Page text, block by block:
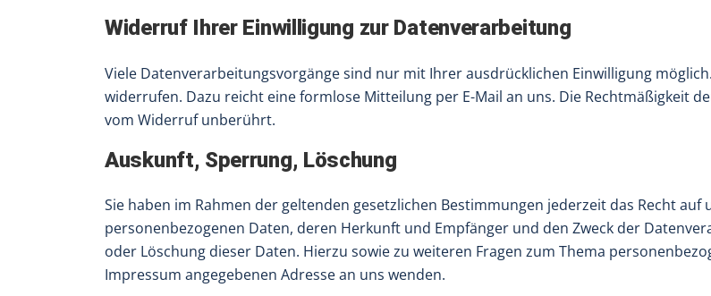
Widerruf Ihrer Einwilligung zur Datenverarbeitung
Viele Datenverarbeitungsvorgänge sind nur mit Ihrer ausdrücklichen Einwilligung
widerrufen. Dazu reicht eine formlose Mitteilung per E-Mail an uns. Die Rechtmäßigkeit
vom Widerruf unberührt.
Auskunft, Sperrung, Löschung
Sie haben im Rahmen der geltenden gesetzlichen Bestimmungen jederzeit das Recht
personenbezogenen Daten, deren Herkunft und Empfänger und den Zweck der
oder Löschung dieser Daten. Hierzu sowie zu weiteren Fragen zum Thema
Impressum angegebenen Adresse an uns wenden.